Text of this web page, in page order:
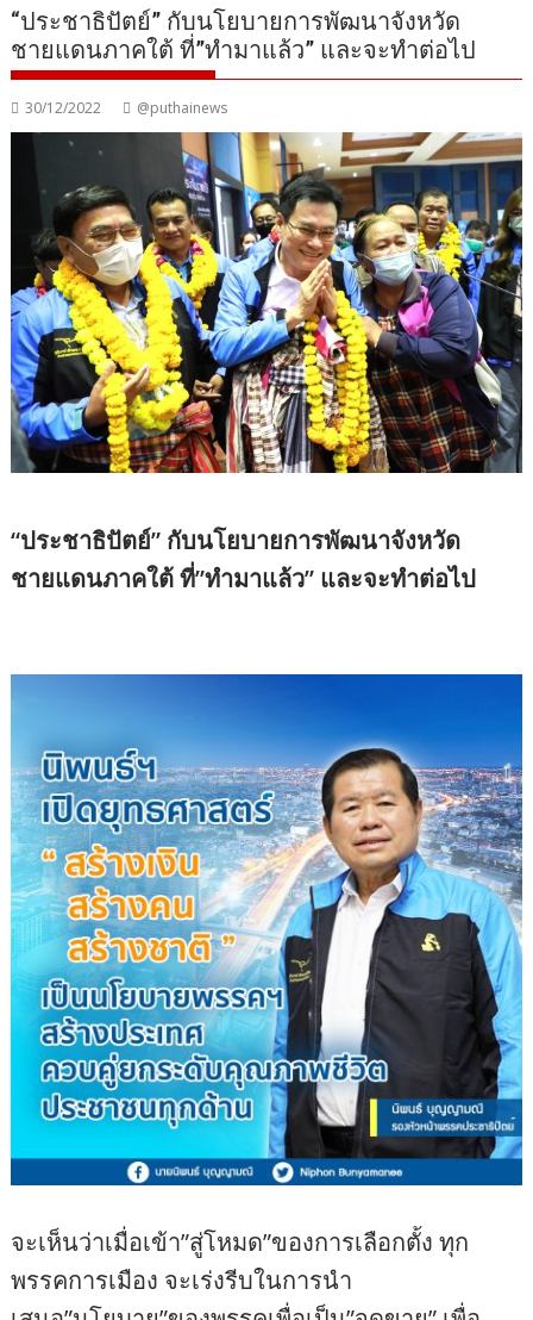
“ประชาธิปัตย์” กับนโยบายการพัฒนาจังหวัด
ชายแดนภาคใต้ ที่”ทำมาแล้ว” และจะทำต่อไป
30/12/2022 @puthainews
“ประชาธิปัตย์” กับนโยบายการพัฒนาจังหวัด
ชายแดนภาคใต้ ที่”ทำมาแล้ว” และจะทำต่อไป
จะเห็นว่าเมื่อเข้า”สู่โหมด”ของการเลือกตั้ง ทุก
พรรคการเมือง จะเร่งรีบในการนำ